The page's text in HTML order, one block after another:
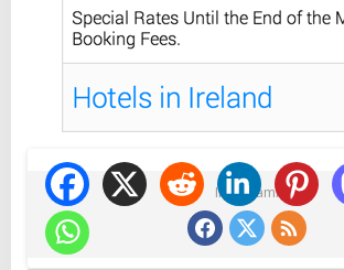
Ikuti Kami